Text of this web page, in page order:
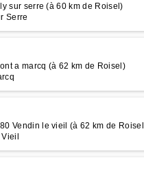
sur serre (à 60 km de Roisel)
Serre
a marcq (à 62 km de Roisel)
Vendin le vieil (à 62 km de